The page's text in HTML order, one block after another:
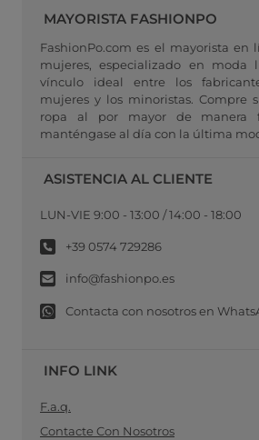
MAYORISTA FASHIONPO
FashionPo.com es el mayorista en
mujeres, especializado en moda
vínculo ideal entre los
mujeres y los minoristas. Compre
ropa al por mayor de manera
manténgase al día con la última
ASISTENCIA AL CLIENTE
LUN-VIE 9:00 - 13:00 / 14:00 - 18:00
+39 0574 729286
info@fashionpo.es
Contacta con nosotros en
INFO LINK
F.a.q.
Contacte Con Nosotros